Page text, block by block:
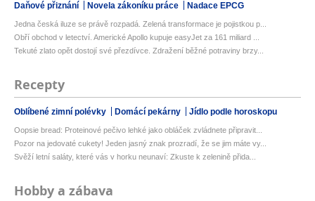
Daňové přiznání Novela zákoníku práce Nadace EPCG
Jedna česká iluze se právě rozpadá. Zelená transformace je pojistkou p...
Obří obchod v letectví. Americké Apollo kupuje easyJet za 161 miliard ...
Tekuté zlato opět dostojí své přezdívce. Zdražení běžné potraviny brzy...
Recepty
Oblíbené zimní polévky Domácí pekárny Jídlo podle horoskopu
Oopsie bread: Proteinové pečivo lehké jako obláček zvládnete připravit...
Pozor na jedovaté cukety! Jeden jasný znak prozradí, že se jim máte vy...
Svěží letní saláty, které vás v horku neunaví: Zkuste k zelenině přida...
Hobby a zábava